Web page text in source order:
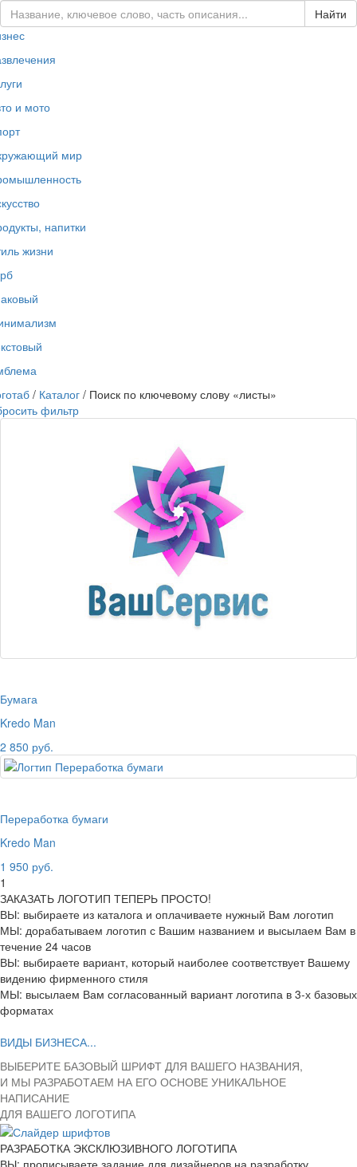
и мото
мир
напитки
жизни
/ Каталог / Поиск по ключевому слову «листы»
фильтр
Бумага
Kredo Man
2 850 руб.
Переработка бумаги
Kredo Man
1 950 руб.
1
ЗАКАЗАТЬ ЛОГОТИП ТЕПЕРЬ ПРОСТО!
ВЫ: выбираете из каталога и оплачиваете нужный Вам логотип
МЫ: дорабатываем логотип с Вашим названием и высылаем Вам в
течение 24 часов
ВЫ: выбираете вариант, который наиболее соответствует Вашему
видению фирменного стиля
МЫ: высылаем Вам согласованный вариант логотипа в 3-х базовых
форматах
ВИДЫ БИЗНЕСА...
ВЫБЕРИТЕ БАЗОВЫЙ ШРИФТ ДЛЯ ВАШЕГО НАЗВАНИЯ,
И МЫ РАЗРАБОТАЕМ НА ЕГО ОСНОВЕ УНИКАЛЬНОЕ
НАПИСАНИЕ
ДЛЯ ВАШЕГО ЛОГОТИПА
РАЗРАБОТКА ЭКСКЛЮЗИВНОГО ЛОГОТИПА
ВЫ: прописываете задание для дизайнеров на разработку